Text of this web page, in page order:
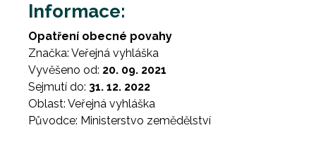
Informace:
Opatření obecné povahy
Značka: Veřejná vyhláška
Vyvěšeno od: 20. 09. 2021
Sejmutí do: 31. 12. 2022
Oblast: Veřejná vyhláška
Původce: Ministerstvo zemědělství